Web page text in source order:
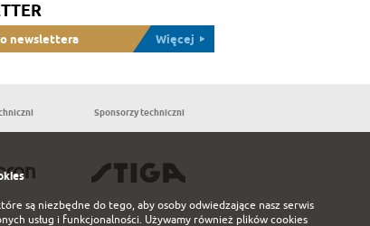
newslettera Więcej
Sponsorzy techniczni
są niezbędne do tego, aby osoby odwiedzające nasz serwis
usług i funkcjonalności. Używamy również plików cookies